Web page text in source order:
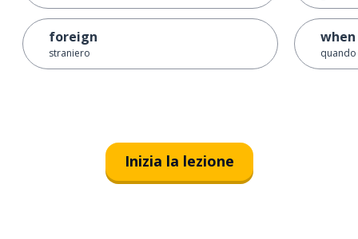
foreign
straniero
when
quando
Inizia la lezione